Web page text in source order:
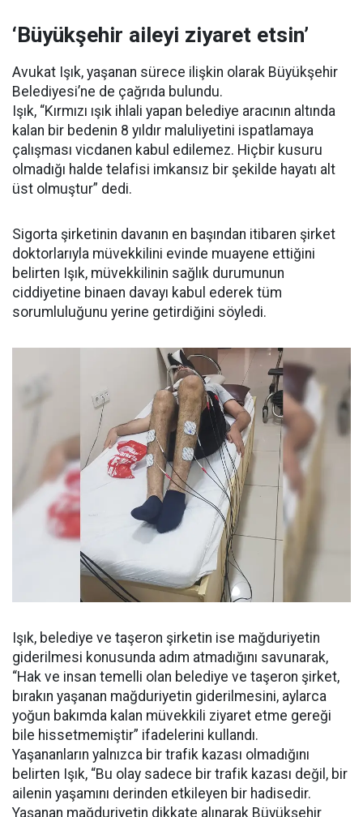
‘Büyükşehir aileyi ziyaret etsin’
Avukat Işık, yaşanan sürece ilişkin olarak Büyükşehir
Belediyesi’ne de çağrıda bulundu.
Işık, “Kırmızı ışık ihlali yapan belediye aracının altında
kalan bir bedenin 8 yıldır maluliyetini ispatlamaya
çalışması vicdanen kabul edilemez. Hiçbir kusuru
olmadığı halde telafisi imkansız bir şekilde hayatı alt
üst olmuştur” dedi.
Sigorta şirketinin davanın en başından itibaren şirket
doktorlarıyla müvekkilini evinde muayene ettiğini
belirten Işık, müvekkilinin sağlık durumunun
ciddiyetine binaen davayı kabul ederek tüm
sorumluluğunu yerine getirdiğini söyledi.
Işık, belediye ve taşeron şirketin ise mağduriyetin
giderilmesi konusunda adım atmadığını savunarak,
“Hak ve insan temelli olan belediye ve taşeron şirket,
bırakın yaşanan mağduriyetin giderilmesini, aylarca
yoğun bakımda kalan müvekkili ziyaret etme gereği
bile hissetmemiştir” ifadelerini kullandı.
Yaşananların yalnızca bir trafik kazası olmadığını
belirten Işık, “Bu olay sadece bir trafik kazası değil, bir
ailenin yaşamını derinden etkileyen bir hadisedir.
Yaşanan mağduriyetin dikkate alınarak Büyükşehir